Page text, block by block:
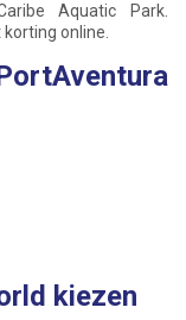
Aquatic Park.
online.
kiezen